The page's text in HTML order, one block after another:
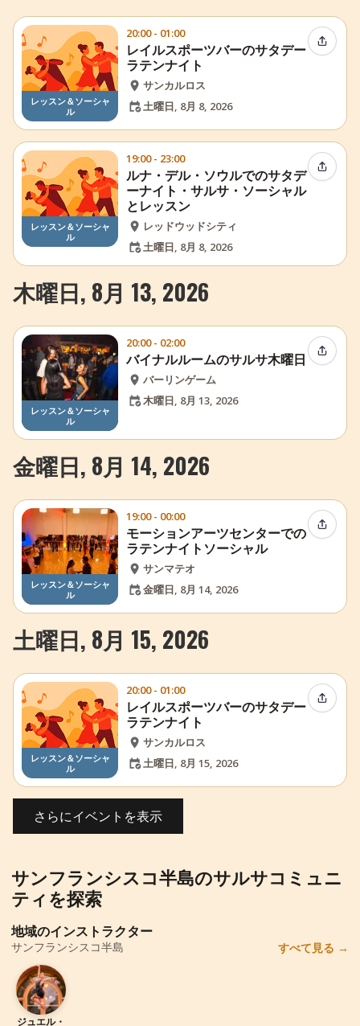
レッスン＆ソーシャ
ル
20:00 - 01:00
レイルスポーツバーのサタデー
ラテンナイト
サンカルロス
土曜日, 8月 8, 2026
イベン
レッスン＆ソーシャ
ル
19:00 - 23:00
ルナ・デル・ソウルでのサタデ
ーナイト・サルサ・ソーシャル
とレッスン
レッドウッドシティ
土曜日, 8月 8, 2026
イベン
木曜日, 8月 13, 2026
レッスン＆ソーシャ
ル
20:00 - 02:00
バイナルルームのサルサ木曜日
バーリンゲーム
木曜日, 8月 13, 2026
イベン
金曜日, 8月 14, 2026
レッスン＆ソーシャ
ル
19:00 - 00:00
モーションアーツセンターでの
ラテンナイトソーシャル
サンマテオ
金曜日, 8月 14, 2026
イベン
土曜日, 8月 15, 2026
レッスン＆ソーシャ
ル
20:00 - 01:00
レイルスポーツバーのサタデー
ラテンナイト
サンカルロス
土曜日, 8月 15, 2026
イベン
さらにイベントを表示
サンフランシスコ半島のサルサコミュニ
ティを探索
地域のインストラクター
サンフランシスコ半島 すべて見る →
ジ
ジュエル・